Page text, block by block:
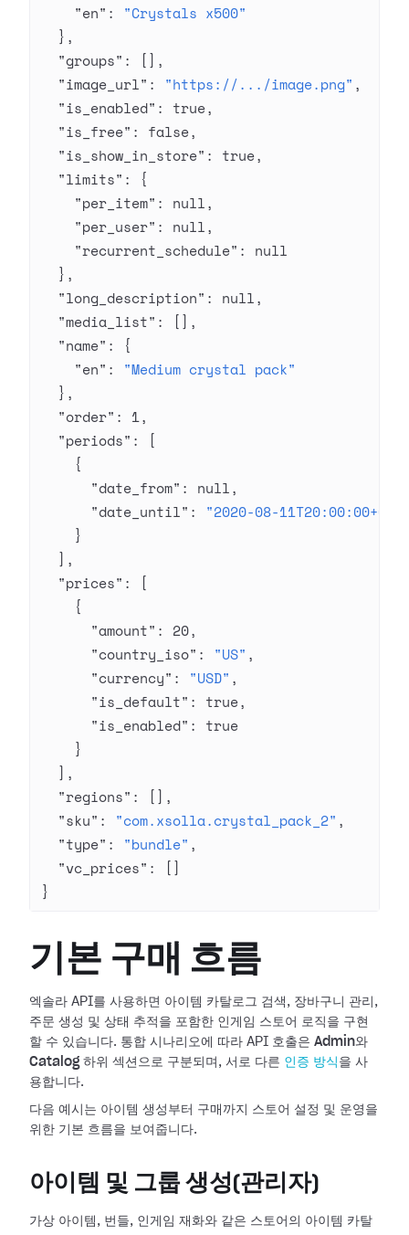
    "en"
: "Crystals x500"
  },
  "groups"
: [],
  "image_url"
: "https://.../image.png" ,
  "is_enabled"
: true,
  "is_free"
: false,
  "is_show_in_store"
: true,
  "limits"
: {
    "per_item"
: null,
    "per_user"
: null,
    "recurrent_schedule"
: null
  },
  "long_description"
: null,
  "media_list"
: [],
  "name"
: {
    "en"
: "Medium crystal pack"
  },
  "order"
: 1,
  "periods"
: [
    {
      "date_from"
: null,
      "date_until"
: "2020-08-
    }
  ],
  "prices"
: [
    {
      "amount"
: 20,
      "country_iso"
: "US" ,
      "currency"
: "USD" ,
      "is_default"
: true,
      "is_enabled"
: true
    }
  ],
  "regions"
: [],
  "sku"
: "com.xsolla.crystal_pack_2" ,
  "type"
: "bundle" ,
  "vc_prices"
: []
}
기본 구매 흐름
엑솔라 API를 사용하면 아이템 카탈로그 검색, 장바구니 관리,
주문 생성 및 상태 추적을 포함한 인게임 스토어 로직을 구현
할 수 있습니다. 통합 시나리오에 따라 API 호출은 Admin와
Catalog 하위 섹션으로 구분되며, 서로 다른 인증 방식 을 사
용합니다.
다음 예시는 아이템 생성부터 구매까지 스토어 설정 및 운영을
위한 기본 흐름을 보여줍니다.
아이템 및 그룹 생성(관리자)
가상 아이템, 번들, 인게임 재화와 같은 스토어의 아이템 카탈